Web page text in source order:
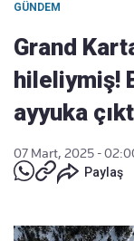
GÜNDEM
Grand
hileliymiş!
ayyuka
07 Mart, 2025 -
Paylaş